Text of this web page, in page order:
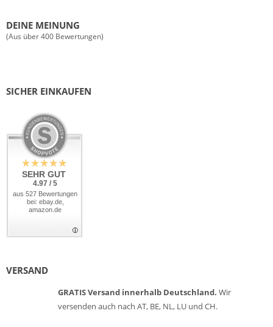
DEINE MEINUNG
(Aus über 400 Bewertungen)
SICHER EINKAUFEN
SEHR GUT
4.97 / 5
aus 527 Bewertungen
bei: ebay.de,
amazon.de
VERSAND
GRATIS Versand innerhalb Deutschland. Wir
versenden auch nach AT, BE, NL, LU und CH.